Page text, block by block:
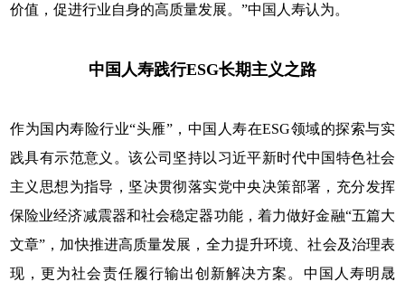
价值，促进行业自身的高质量发展。”中国人寿认为。
中国人寿践行ESG长期主义之路
作为国内寿险行业“头雁”，中国人寿在ESG领域的探索与实
践具有示范意义。该公司坚持以习近平新时代中国特色社会
主义思想为指导，坚决贯彻落实党中央决策部署，充分发挥
保险业经济减震器和社会稳定器功能，着力做好金融“五篇大
文章”，加快推进高质量发展，全力提升环境、社会及治理表
现，更为社会责任履行输出创新解决方案。中国人寿明晟